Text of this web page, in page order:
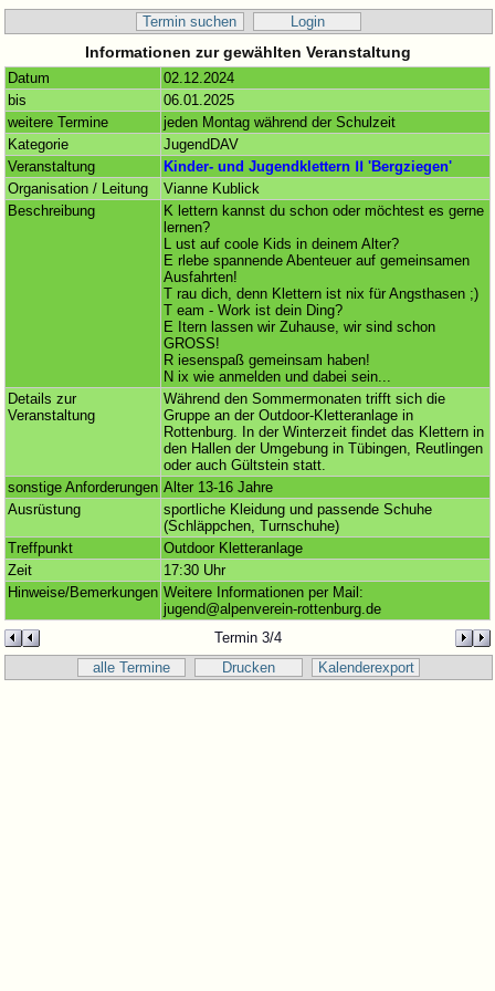
Termin suchen Login
Informationen zur gewählten Veranstaltung
Datum
02.12.2024
bis
06.01.2025
weitere Termine
jeden Montag während der Schulzeit
Kategorie
JugendDAV
Veranstaltung
Kinder- und Jugendklettern ⅠⅠ 'Bergziegen'
Organisation / Leitung
Vianne Kublick
Beschreibung
K lettern kannst du schon oder möchtest es gerne
lernen?
L ust auf coole Kids in deinem Alter?
E rlebe spannende Abenteuer auf gemeinsamen
Ausfahrten!
T rau dich, denn Klettern ist nix für Angsthasen ;)
T eam - Work ist dein Ding?
E Itern lassen wir Zuhause, wir sind schon
GROSS!
R iesenspaß gemeinsam haben!
N ix wie anmelden und dabei sein...
Details zur
Veranstaltung
Während den Sommermonaten trifft sich die
Gruppe an der Outdoor-Kletteranlage in
Rottenburg. In der Winterzeit findet das Klettern in
den Hallen der Umgebung in Tübingen, Reutlingen
oder auch Gültstein statt.
sonstige Anforderungen Alter 13-16 Jahre
Ausrüstung
sportliche Kleidung und passende Schuhe
(Schläppchen, Turnschuhe)
Treffpunkt
Outdoor Kletteranlage
Zeit
17:30 Uhr
Hinweise/Bemerkungen Weitere Informationen per Mail:
jugend@alpenverein-rottenburg.de
Termin 3/4
alle Termine
Drucken Kalenderexport